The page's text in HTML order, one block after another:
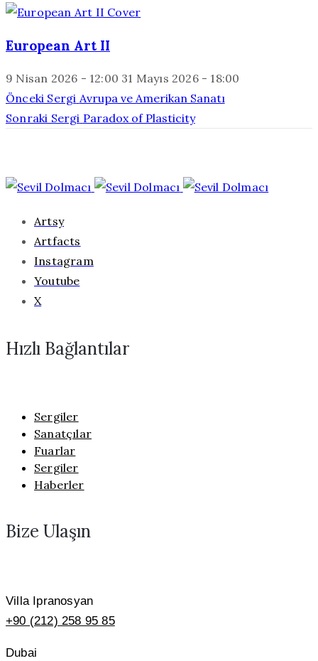
European Art II
9 Nisan 2026 - 12:00 31 Mayıs 2026 - 18:00
Önceki Sergi Avrupa ve Amerikan Sanatı
Sonraki Sergi Paradox of Plasticity
Artsy
Artfacts
Instagram
Youtube
X
Hızlı Bağlantılar
Sergiler
Sanatçılar
Fuarlar
Sergiler
Haberler
Bize Ulaşın
Villa Ipranosyan
+90 (212) 258 95 85
Dubai